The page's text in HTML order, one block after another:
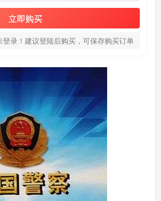
立即购买
登录！建议登陆后购买，可保存购买订单